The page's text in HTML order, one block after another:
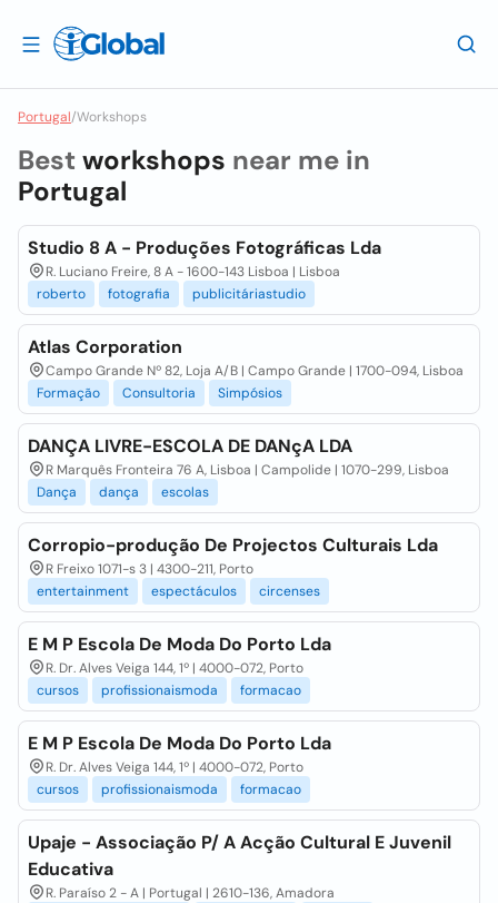
Portugal/Workshops
Best workshops near me in
Portugal
Studio 8 A - Produções Fotográficas Lda
R. Luciano Freire, 8 A - 1600-143 Lisboa | Lisboa
roberto
fotografia publicitáriastudio
Atlas Corporation
Campo Grande Nº 82, Loja A/B | Campo Grande | 1700-094, Lisboa
Formação
Consultoria Simpósios
DANÇA LIVRE-ESCOLA DE DANçA LDA
R Marquês Fronteira 76 A, Lisboa | Campolide | 1070-299, Lisboa
Dança
dança escolas
Corropio-produção De Projectos Culturais Lda
R Freixo 1071-s 3 | 4300-211, Porto
entertainment
espectáculos circenses
E M P Escola De Moda Do Porto Lda
R. Dr. Alves Veiga 144, 1º | 4000-072, Porto
cursos
profissionaismoda formacao
E M P Escola De Moda Do Porto Lda
R. Dr. Alves Veiga 144, 1º | 4000-072, Porto
cursos
profissionaismoda formacao
Upaje - Associação P/ A Acção Cultural E Juvenil
Educativa
R. Paraíso 2 - A | Portugal | 2610-136, Amadora